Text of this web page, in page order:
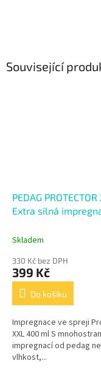
Související
PEDAG PROTECTOR
Extra silná
Skladem
330 Kč bez DPH
399 Kč
Do košíku
Impregnace ve spreji
XXL 400 ml S
impregnací od pedag
vlhkost,...